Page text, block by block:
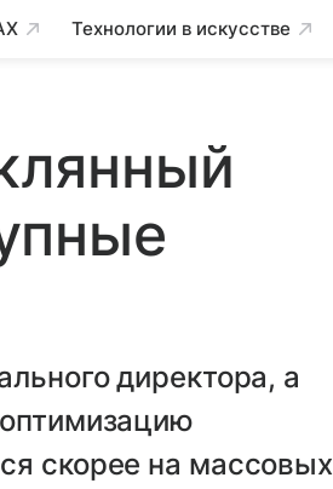
Технологии в искусстве
директора, а
скорее на массовых